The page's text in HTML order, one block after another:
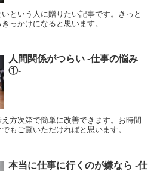
という人に贈りたい記事です。きっと
っかけになると思います。
人間関係がつらい ‐仕事の悩み
①‐
方次第で簡単に改善できます。お時間
もご覧いただければと思います。
本当に仕事に行くのが嫌なら ‐仕